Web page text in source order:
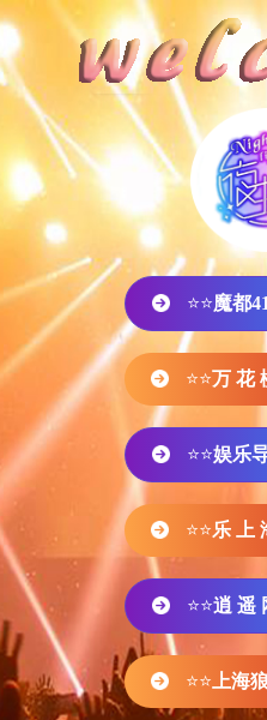
⭐⭐魔都
⭐⭐万 花
⭐⭐娱乐
⭐⭐乐 上
⭐⭐逍 遥
⭐⭐ 上海